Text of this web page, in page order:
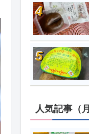
人気記事（